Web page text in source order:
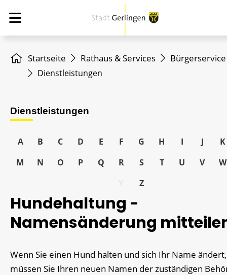
Startseite Rathaus & Services Bürgerservice
Dienstleistungen
Dienstleistungen
A B C D E F G H I J
K
M
N O P Q R S T U V
W
Z
Hundehaltung -
Namensänderung
Wenn Sie einen Hund halten und sich Ihr Name ändert,
müssen Sie Ihren neuen Namen der zuständigen